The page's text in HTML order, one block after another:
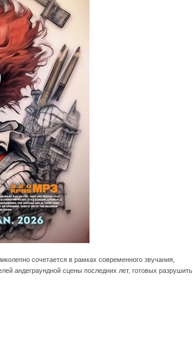
сочетается в рамках современного звучания,
андеграундной сцены последних лет, готовых разрушить